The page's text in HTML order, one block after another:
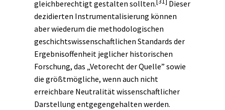
gleichberechtigt gestalten sollten.
Dieser
dezidierten Instrumentalisierung können
aber wiederum die methodologischen
geschichtswissenschaftlichen Standards der
Ergebnisoffenheit jeglicher historischen
Forschung, das „Vetorecht der Quelle” sowie
die größtmögliche, wenn auch nicht
erreichbare Neutralität wissenschaftlicher
Darstellung entgegengehalten werden.